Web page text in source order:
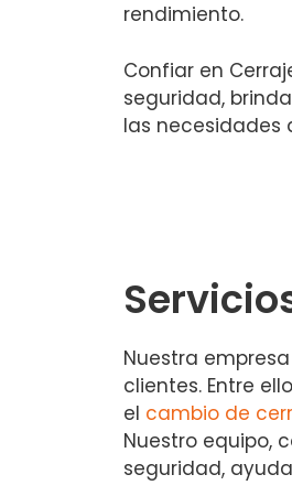
rendimiento.
Confiar en
seguridad,
las necesidades
Nuestra
clientes. Entre
el cambio de
Nuestro equipo,
seguridad,